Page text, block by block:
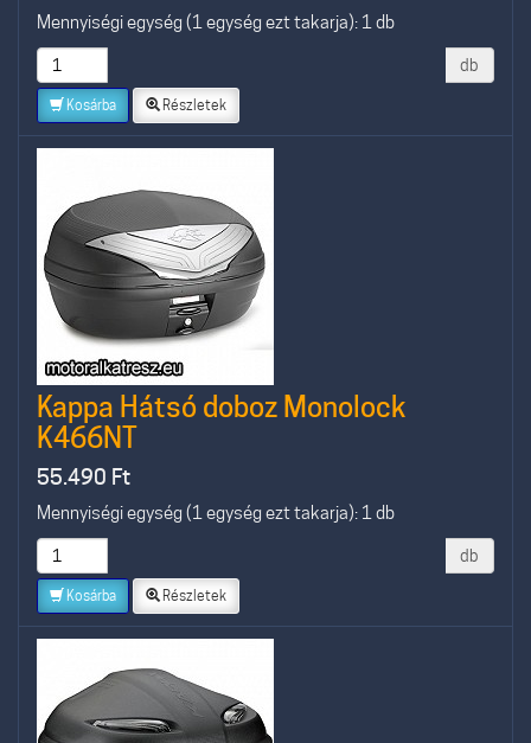
Mennyiségi egység (1 egység ezt takarja): 1 db
db
Kosárba Részletek
Kappa Hátsó doboz Monolock
K466NT
55.490 Ft
Mennyiségi egység (1 egység ezt takarja): 1 db
db
Kosárba Részletek